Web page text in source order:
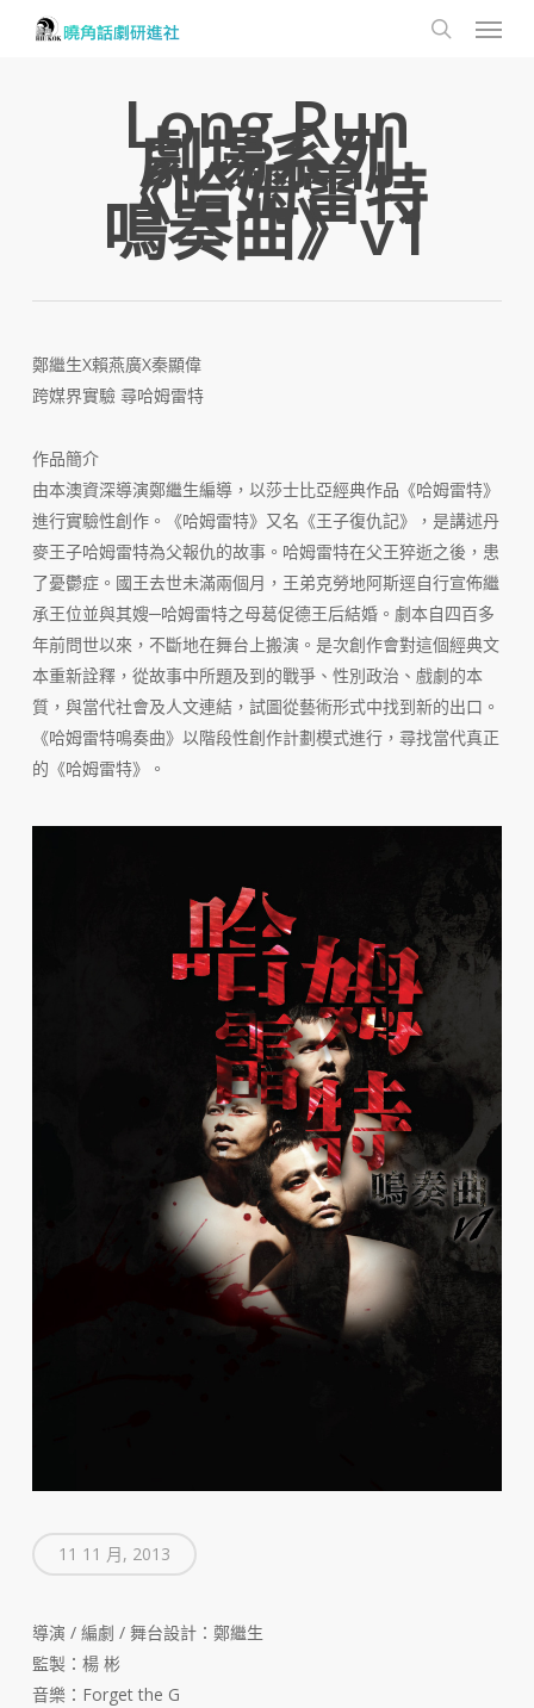
Menu
Long Run
劇場系列
《哈姆雷特
鳴奏曲》v1
鄭繼生X賴燕廣X秦顯偉
跨媒界實驗 尋哈姆雷特
作品簡介
由本澳資深導演鄭繼生編導，以莎士比亞經典作品《哈姆雷特》
進行實驗性創作。《哈姆雷特》又名《王子復仇記》，是講述丹
麥王子哈姆雷特為父報仇的故事。哈姆雷特在父王猝逝之後，患
了憂鬱症。國王去世未滿兩個月，王弟克勞地阿斯逕自行宣佈繼
承王位並與其嫂─哈姆雷特之母葛促德王后結婚。劇本自四百多
年前問世以來，不斷地在舞台上搬演。是次創作會對這個經典文
本重新詮釋，從故事中所題及到的戰爭、性別政治、戲劇的本
質，與當代社會及人文連結，試圖從藝術形式中找到新的出口。
《哈姆雷特鳴奏曲》以階段性創作計劃模式進行，尋找當代真正
的《哈姆雷特》。
11 11 月, 2013
導演 / 編劇 / 舞台設計：鄭繼生
監製：楊 彬
音樂：Forget the G